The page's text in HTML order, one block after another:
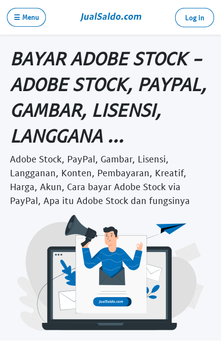
☰ Menu Log in
BAYAR ADOBE STOCK -
ADOBE STOCK, PAYPAL,
GAMBAR, LISENSI,
LANGGANA ...
Adobe Stock, PayPal, Gambar, Lisensi,
Langganan, Konten, Pembayaran, Kreatif,
Harga, Akun, Cara bayar Adobe Stock via
PayPal, Apa itu Adobe Stock dan fungsinya